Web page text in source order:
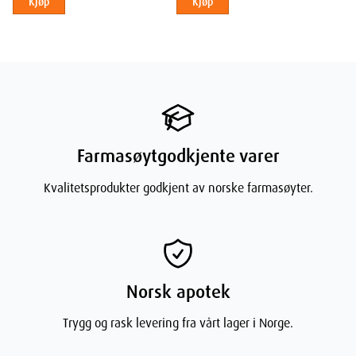
Bruksområder: Allsidig pleie for ulike
Dexeryl fuktighetskrem er spesielt effektiv ved følgende
hudtilstander:
Atopisk eksem
Styrker hudens barrierefunksjon
Farmasøytgodkjente varer
Kvalitetsprodukter godkjent av norske farmasøyter.
Norsk apotek
Trygg og rask levering fra vårt lager i Norge.